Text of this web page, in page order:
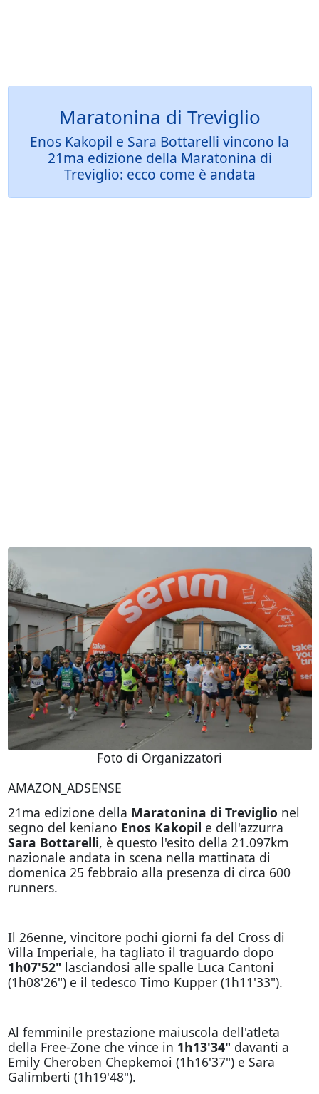
Maratonina di Treviglio
Enos Kakopil e Sara Bottarelli vincono la
21ma edizione della Maratonina di
Treviglio: ecco come è andata
Foto di Organizzatori
AMAZON_ADSENSE
21ma edizione della Maratonina di Treviglio nel
segno del keniano Enos Kakopil e dell'azzurra
Sara Bottarelli, è questo l'esito della 21.097km
nazionale andata in scena nella mattinata di
domenica 25 febbraio alla presenza di circa 600
runners.
Il 26enne, vincitore pochi giorni fa del Cross di
Villa Imperiale, ha tagliato il traguardo dopo
1h07'52" lasciandosi alle spalle Luca Cantoni
(1h08'26") e il tedesco Timo Kupper (1h11'33").
Al femminile prestazione maiuscola dell'atleta
della Free-Zone che vince in 1h13'34" davanti a
Emily Cheroben Chepkemoi (1h16'37") e Sara
Galimberti (1h19'48").